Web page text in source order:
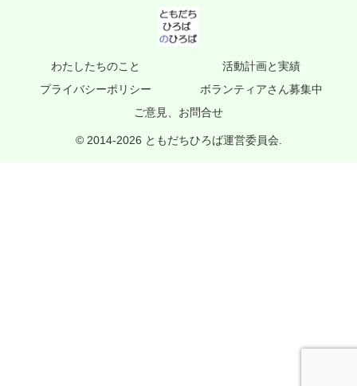
わたしたちのこと
活動計画と実績
プライバシーポリシー
ボランティアさん募集中
ご意見、お問合せ
© 2014-2026 ともだちひろば運営委員会.